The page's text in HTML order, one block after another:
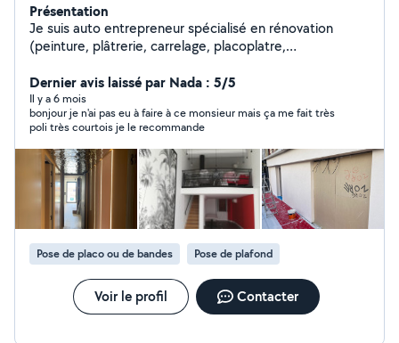
Présentation
Je suis auto entrepreneur spécialisé en rénovation
(peinture, plâtrerie, carrelage, placoplatre,
travaux avec soin et professionnalisme .
Dernier avis laissé par Nada : 5/5
Il y a 6 mois
bonjour je n'ai pas eu à faire à ce monsieur mais ça me fait très
poli très courtois je le recommande
Pose de placo ou de bandes Pose de plafond
Voir le profil Contacter